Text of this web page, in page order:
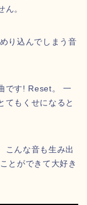
ん。
り込んでしまう音
です! Reset。 一
てもくせになると
こんな音も生み出
とができて大好き